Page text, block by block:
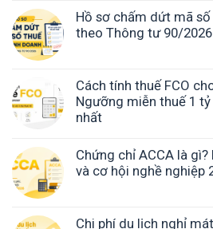
Hồ sơ chấm dứt mã
theo Thông tư 90/2026
Cách tính thuế FCO
Ngưỡng miễn thuế 1
nhất
Chứng chỉ ACCA là
và cơ hội nghề nghiệp
Chi phí du lịch nghỉ